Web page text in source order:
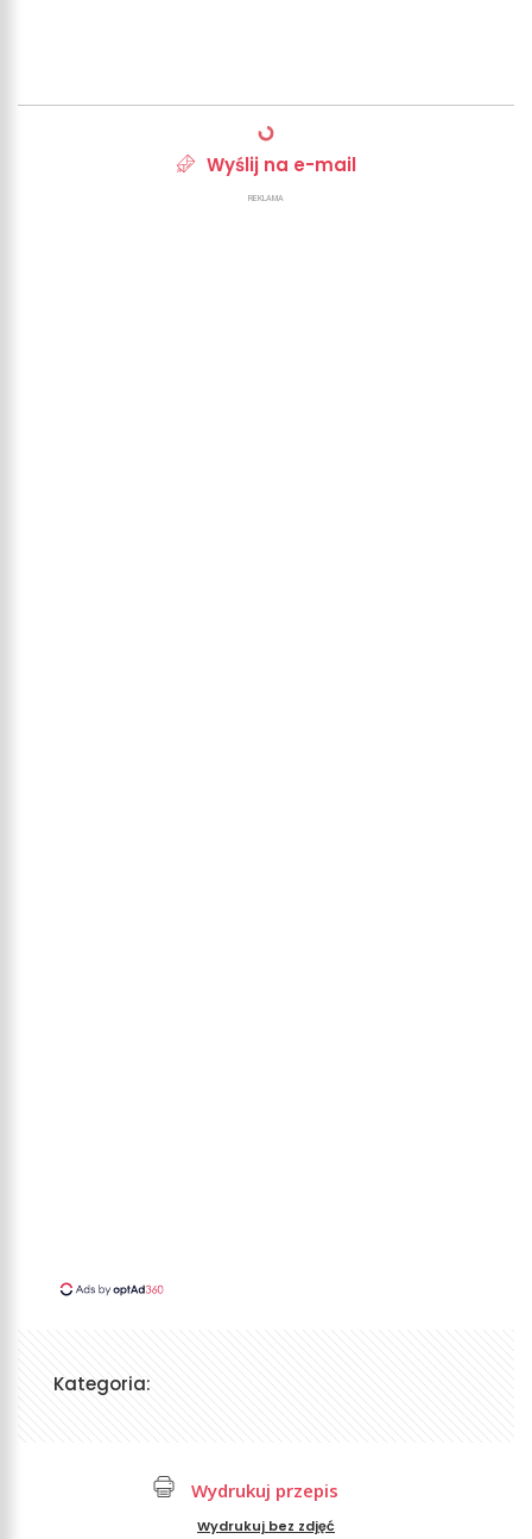
Wyślij na e-mail
REKLAMA
Kategoria:
Wydrukuj przepis
Wydrukuj bez zdjęć